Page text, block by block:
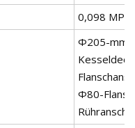
0,098 MPa
Φ205-mm-
Φ80-